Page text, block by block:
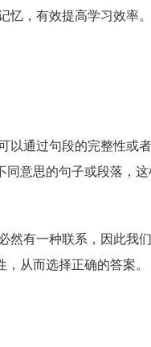
，有效提高学习效率
通过句段的完整性或
意思的句子或段落，这
有一种联系，因此我
从而选择正确的答案。